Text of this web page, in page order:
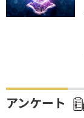
アンケート